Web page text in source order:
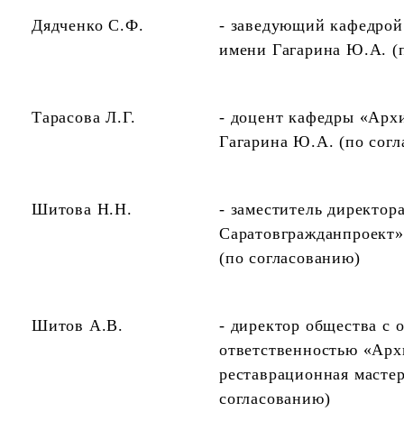
Дядченко С.Ф.
- заведующий
имени Гагарина Ю.А.
Тарасова Л.Г.
- доцент кафедры
Гагарина Ю.А. (по
Шитова Н.Н.
- заместитель
(по согласованию)
Шитов А.В.
- директор общества с
ответственностью
реставрационная
согласованию)